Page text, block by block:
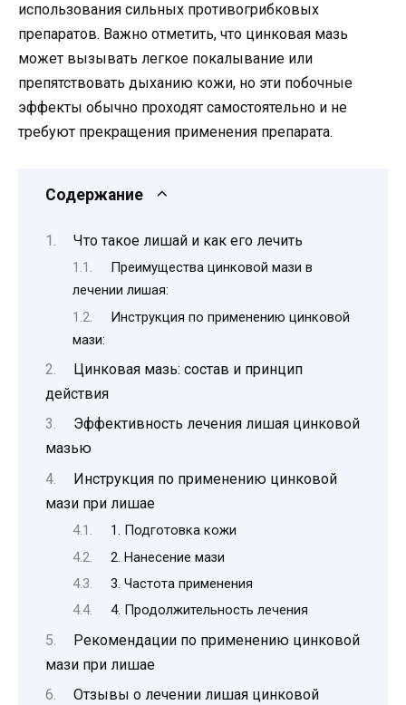
использования сильных противогрибковых
препаратов. Важно отметить, что цинковая мазь
может вызывать легкое покалывание или
препятствовать дыханию кожи, но эти побочные
эффекты обычно проходят самостоятельно и не
требуют прекращения применения препарата.
Содержание
Что такое лишай и как его лечить
Преимущества цинковой мази в
лечении лишая:
Инструкция по применению цинковой
мази:
Цинковая мазь: состав и принцип
действия
Эффективность лечения лишая цинковой
мазью
Инструкция по применению цинковой
мази при лишае
1. Подготовка кожи
2. Нанесение мази
3. Частота применения
4. Продолжительность лечения
Рекомендации по применению цинковой
мази при лишае
Отзывы о лечении лишая цинковой